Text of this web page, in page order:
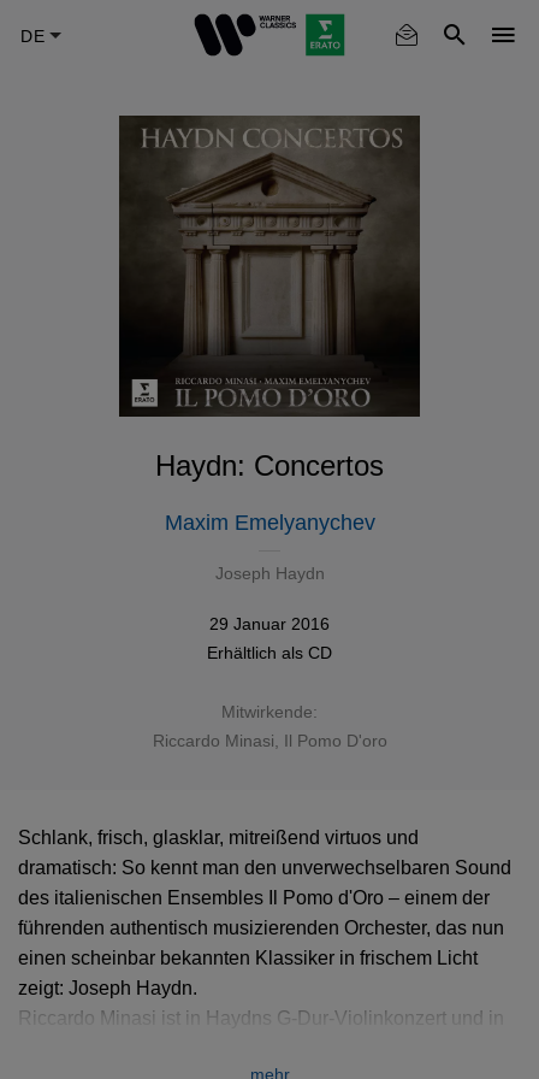
Haydn: Concertos
Maxim Emelyanychev
Joseph Haydn
29 Januar 2016
Erhältlich als CD
Mitwirkende:
Riccardo Minasi
Il Pomo D'oro
Schlank, frisch, glasklar, mitreißend virtuos und
dramatisch: So kennt man den unverwechselbaren Sound
des italienischen Ensembles Il Pomo d'Oro – einem der
führenden authentisch musizierenden Orchester, das nun
einen scheinbar bekannten Klassiker in frischem Licht
zeigt: Joseph Haydn.
Riccardo Minasi ist in Haydns G-Dur-Violinkonzert und in
mehr